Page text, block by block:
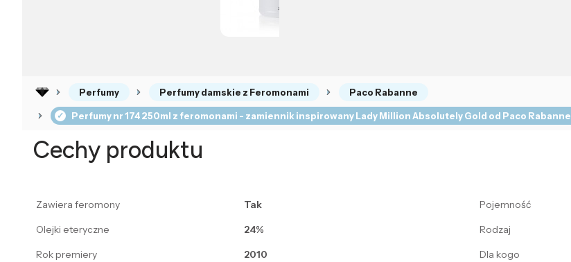
Perfumy Perfumy damskie z Feromonami Paco Rabanne
Perfumy nr 174 250ml z feromonami - zamiennik inspirowany Lady Million Absolutely Gold od Paco Rabanne
Cechy produktu
Zawiera feromony Tak Pojemność
Olejki eteryczne
24% Rodzaj
Rok premiery
2010 Dla kogo